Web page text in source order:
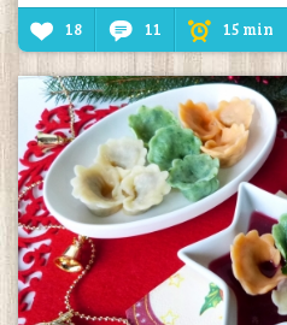
18 11 15 min